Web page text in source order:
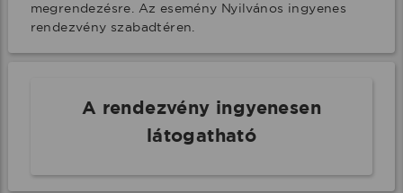
megrendezésre. Az esemény Nyilvános ingyenes
rendezvény szabadtéren.
A rendezvény ingyenesen
látogatható